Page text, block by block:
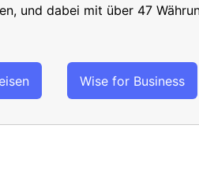
und dabei mit über 47
Wise for Business